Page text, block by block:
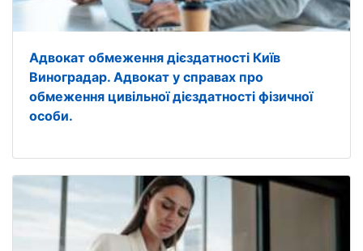
Адвокат обмеження дієздатності Київ
Виноградар. Адвокат у справах про
обмеження цивільної дієздатності фізичної
особи.